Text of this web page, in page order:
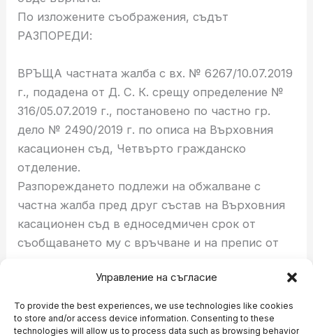
Управление на съгласие
To provide the best experiences, we use technologies like cookies
to store and/or access device information. Consenting to these
technologies will allow us to process data such as browsing behavior
По изложените съображения, съдът
РАЗПОРЕДИ:
ВРЪЩА частната жалба с вх. № 6267/10.07.2019
г., подадена от Д. С. К. срещу определение №
316/05.07.2019 г., постановено по частно гр.
дело № 2490/2019 г. по описа на Върховния
касационен съд, Четвърто гражданско
отделение.
Разпореждането подлежи на обжалване с
частна жалба пред друг състав на Върховния
касационен съд в едноседмичен срок от
съобщаването му с връчване и на препис от